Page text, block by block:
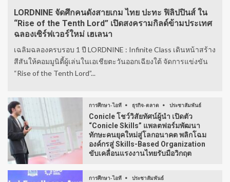
LORDNINE จัดศึกคนดังสายเกม ไทย ปะทะ ฟิลิปปินส์ ใน
“Rise of the Tenth Lord” เปิดสงครามกิลด์ข้ามประเทศ
ฉลองเซิร์ฟเวอร์ใหม่ เฮเลนา
เฉลิมฉลองครบรอบ 1 ปี LORDNINE : Infinite Class เดินหน้าสร้าง
สีสันให้คอมมูนิตี้ผู้เล่นในเอเชียตะวันออกเฉียงใต้ จัดการแข่งขัน
“Rise of the Tenth Lord”...
การศึกษา-ไอที ธุรกิจ-ตลาด ประชาสัมพันธ์
Conicle โชว์วิสัยทัศน์ผู้นำ เปิดตัว
“Conicle Skills” แพลตฟอร์มพัฒนา
ทักษะคนยุคใหม่สู่โลกอนาคต พลิกโฉม
องค์กรสู่ Skills-Based Organization
ขับเคลื่อนแรงงานไทยรับมือวิกฤต
การศึกษา-ไอที ประชาสัมพันธ์